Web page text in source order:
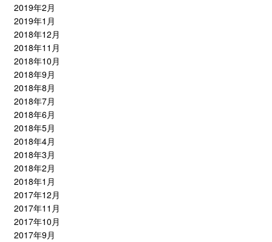
2019年2月
2019年1月
2018年12月
2018年11月
2018年10月
2018年9月
2018年8月
2018年7月
2018年6月
2018年5月
2018年4月
2018年3月
2018年2月
2018年1月
2017年12月
2017年11月
2017年10月
2017年9月